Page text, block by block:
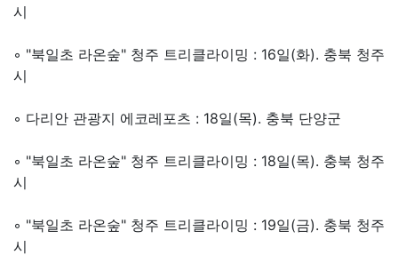
시
◦ "북일초 라온숲" 청주 트리클라이밍 : 16일(화). 충북 청주
시
◦ 다리안 관광지 에코레포츠 : 18일(목). 충북 단양군
◦ "북일초 라온숲" 청주 트리클라이밍 : 18일(목). 충북 청주
시
◦ "북일초 라온숲" 청주 트리클라이밍 : 19일(금). 충북 청주
시